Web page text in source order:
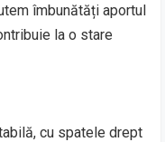
îmbunătăți aportul
la o stare
cu spatele drept